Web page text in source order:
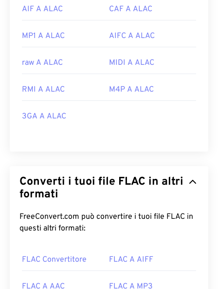
AIF A ALAC CAF A ALAC
MP1 A ALAC AIFC A ALAC
raw A ALAC MIDI A ALAC
RMI A ALAC M4P A ALAC
3GA A ALAC
Converti i tuoi file FLAC in altri
formati
FreeConvert.com può convertire i tuoi file FLAC in
questi altri formati:
FLAC Convertitore FLAC A AIFF
FLAC A AAC FLAC A MP3